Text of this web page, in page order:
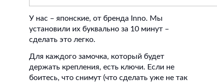
У нас – японские, от бренда Inno. Мы
установили их буквально за 10 минут –
сделать это легко.
Для каждого замочка, который будет
держать крепления, есть ключи. Если не
боитесь, что снимут (что сделать уже не так